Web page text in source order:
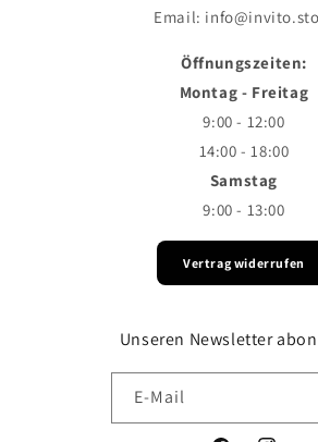
Email:
Öffnungszeiten:
Montag - Freitag
9:00 - 12:00
14:00 - 18:00
Samstag
9:00 - 13:00
Vertrag widerrufen
Unseren Newsletter
E-Mail